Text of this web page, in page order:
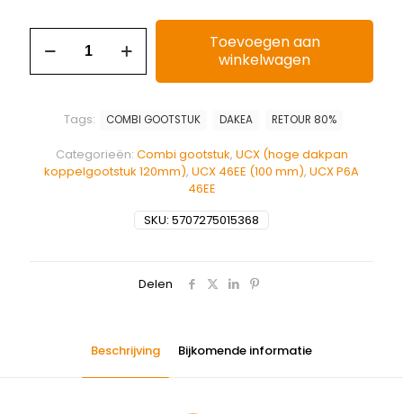
Toevoegen aan
winkelwagen
SKU: 5707275015368
Categorieën: Combi gootstuk, UCX (hoge dakpan
koppelgootstuk 120mm), UCX 46EE (100 mm), UCX P6A
46EE
Tags: COMBI GOOTSTUK DAKEA RETOUR 80%
Delen
Beschrijving Bijkomende informatie